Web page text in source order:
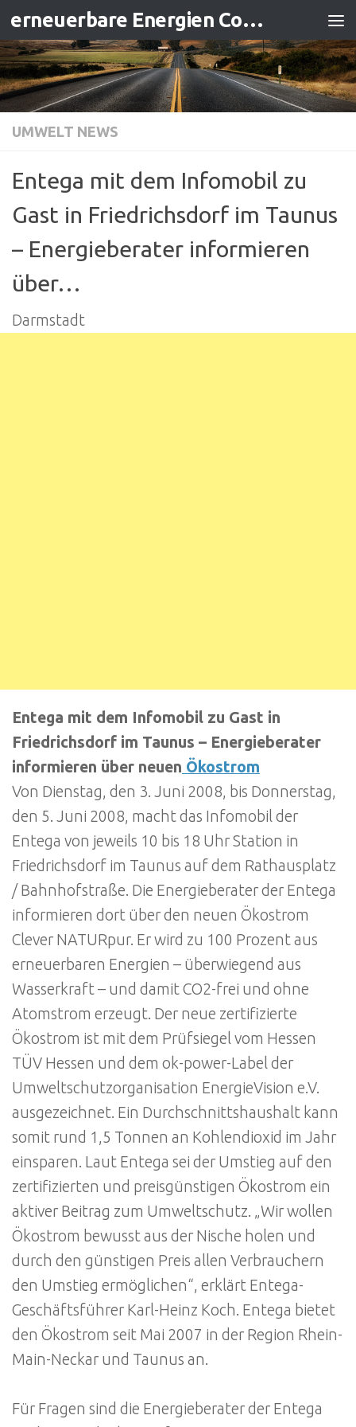
Zum Inhalt springen erneuerbare Energien Contracting
UMWELT NEWS
Entega mit dem Infomobil zu
Gast in Friedrichsdorf im Taunus
– Energieberater informieren
über…
Darmstadt
Entega mit dem Infomobil zu Gast in
Friedrichsdorf im Taunus – Energieberater
informieren über neuen Ökostrom
Von Dienstag, den 3. Juni 2008, bis Donnerstag,
den 5. Juni 2008, macht das Infomobil der
Entega von jeweils 10 bis 18 Uhr Station in
Friedrichsdorf im Taunus auf dem Rathausplatz
/ Bahnhofstraße. Die Energieberater der Entega
informieren dort über den neuen Ökostrom
Clever NATURpur. Er wird zu 100 Prozent aus
erneuerbaren Energien – überwiegend aus
Wasserkraft – und damit CO2-frei und ohne
Atomstrom erzeugt. Der neue zertifizierte
Ökostrom ist mit dem Prüfsiegel vom Hessen
TÜV Hessen und dem ok-power-Label der
Umweltschutzorganisation EnergieVision e.V.
ausgezeichnet. Ein Durchschnittshaushalt kann
somit rund 1,5 Tonnen an Kohlendioxid im Jahr
einsparen. Laut Entega sei der Umstieg auf den
zertifizierten und preisgünstigen Ökostrom ein
aktiver Beitrag zum Umweltschutz. „Wir wollen
Ökostrom bewusst aus der Nische holen und
durch den günstigen Preis allen Verbrauchern
den Umstieg ermöglichen“, erklärt Entega-
Geschäftsführer Karl-Heinz Koch. Entega bietet
den Ökostrom seit Mai 2007 in der Region Rhein-
Main-Neckar und Taunus an.
Für Fragen sind die Energieberater der Entega